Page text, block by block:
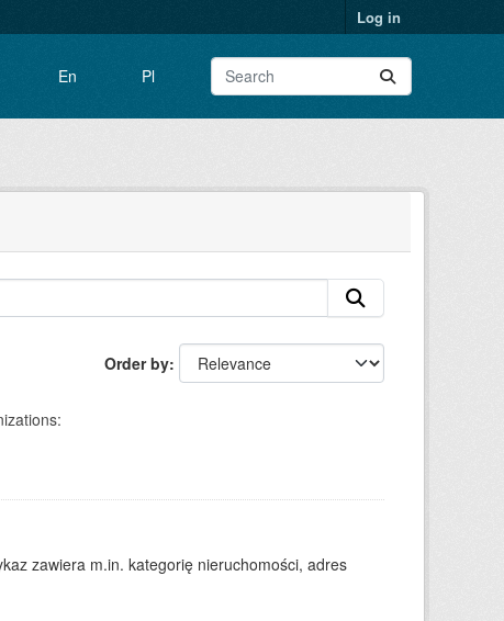
Log in
En Pl
Order by
zawiera m.in. kategorię nieruchomości, adres